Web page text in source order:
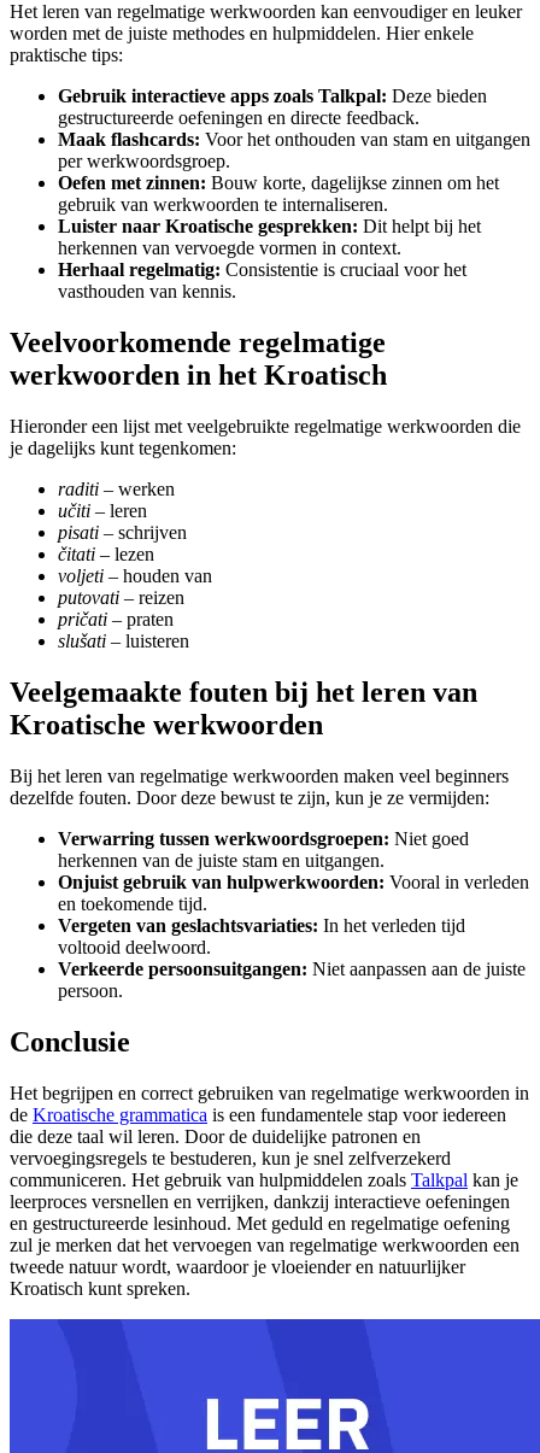
Het leren van regelmatige werkwoorden kan eenvoudiger en leuker
worden met de juiste methodes en hulpmiddelen. Hier enkele
praktische tips:
Gebruik interactieve apps zoals Talkpal: Deze bieden
gestructureerde oefeningen en directe feedback.
Maak flashcards: Voor het onthouden van stam en uitgangen
per werkwoordsgroep.
Oefen met zinnen: Bouw korte, dagelijkse zinnen om het
gebruik van werkwoorden te internaliseren.
Luister naar Kroatische gesprekken: Dit helpt bij het
herkennen van vervoegde vormen in context.
Herhaal regelmatig: Consistentie is cruciaal voor het
vasthouden van kennis.
Veelvoorkomende regelmatige
werkwoorden in het Kroatisch
Hieronder een lijst met veelgebruikte regelmatige werkwoorden die
je dagelijks kunt tegenkomen:
raditi – werken
učiti – leren
pisati – schrijven
čitati – lezen
voljeti – houden van
putovati – reizen
pričati – praten
slušati – luisteren
Veelgemaakte fouten bij het leren van
Kroatische werkwoorden
Bij het leren van regelmatige werkwoorden maken veel beginners
dezelfde fouten. Door deze bewust te zijn, kun je ze vermijden:
Verwarring tussen werkwoordsgroepen: Niet goed
herkennen van de juiste stam en uitgangen.
Onjuist gebruik van hulpwerkwoorden: Vooral in verleden
en toekomende tijd.
Vergeten van geslachtsvariaties: In het verleden tijd
voltooid deelwoord.
Verkeerde persoonsuitgangen: Niet aanpassen aan de juiste
persoon.
Conclusie
Het begrijpen en correct gebruiken van regelmatige werkwoorden in
de Kroatische grammatica is een fundamentele stap voor iedereen
die deze taal wil leren. Door de duidelijke patronen en
vervoegingsregels te bestuderen, kun je snel zelfverzekerd
communiceren. Het gebruik van hulpmiddelen zoals Talkpal kan je
leerproces versnellen en verrijken, dankzij interactieve oefeningen
en gestructureerde lesinhoud. Met geduld en regelmatige oefening
zul je merken dat het vervoegen van regelmatige werkwoorden een
tweede natuur wordt, waardoor je vloeiender en natuurlijker
Kroatisch kunt spreken.